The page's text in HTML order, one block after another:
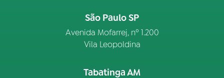
São Paulo SP
Avenida Mofarrej, nº 1.200
Vila Leopoldina
Tabatinga AM